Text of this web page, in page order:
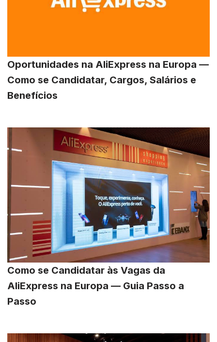
Oportunidades na AliExpress na Europa —
Como se Candidatar, Cargos, Salários e
Benefícios
Como se Candidatar às Vagas da
AliExpress na Europa — Guia Passo a
Passo